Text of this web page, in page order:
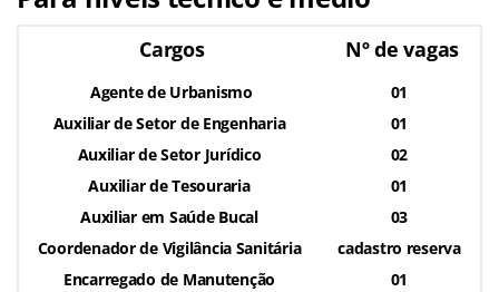
Cargos Nº de vagas
Agente de Urbanismo
Auxiliar de Setor de Engenharia
Auxiliar de Setor Jurídico
Auxiliar de Tesouraria
Auxiliar em Saúde Bucal
Coordenador de Vigilância Sanitária
Encarregado de Manutenção
01
01
02
01
03
cadastro reserva
01